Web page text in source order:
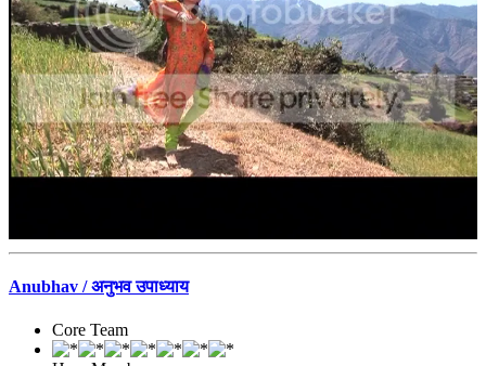
Anubhav / अनुभव उपाध्याय
Core Team